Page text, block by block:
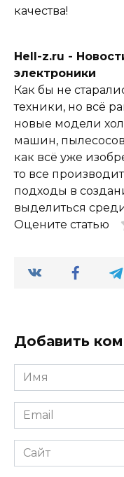
качества!
Hell-z.ru -
электроники
Как бы не
техники, но всё
новые модели
машин,
как всё уже
то все
подходы в
выделиться
Оцените статью
Добавить
Имя
*
Email
*
Сайт